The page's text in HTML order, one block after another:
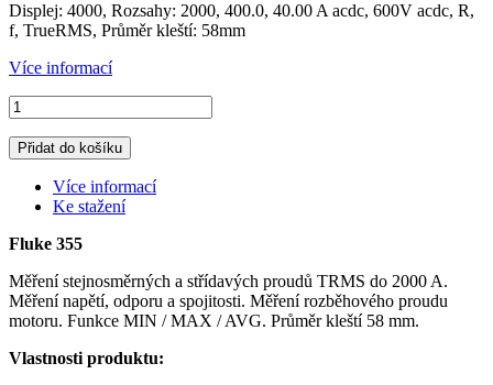
Displej: 4000, Rozsahy: 2000, 400.0, 40.00 A acdc, 600V acdc, R,
f, TrueRMS, Průměr kleští: 58mm
Více informací
Přidat do košíku
Více informací
Ke stažení
Fluke 355
Měření stejnosměrných a střídavých proudů TRMS do 2000 A.
Měření napětí, odporu a spojitosti. Měření rozběhového proudu
motoru. Funkce MIN / MAX / AVG. Průměr kleští 58 mm.
Vlastnosti produktu: